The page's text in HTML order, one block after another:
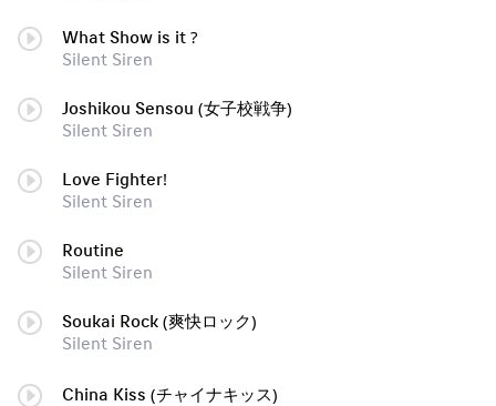
What Show is it ?
Silent Siren
Joshikou Sensou (女子校戦争)
Silent Siren
Love Fighter!
Silent Siren
Routine
Silent Siren
Soukai Rock (爽快ロック)
Silent Siren
China Kiss (チャイナキッス)